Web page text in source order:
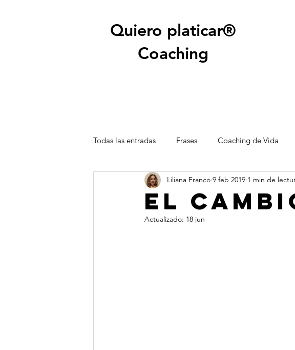
Quiero platicar®
Coaching
Todas las entradas Frases Coaching de Vida
El
Liliana Franco 9 feb 2019 1 min de
Actualizado: 18 jun